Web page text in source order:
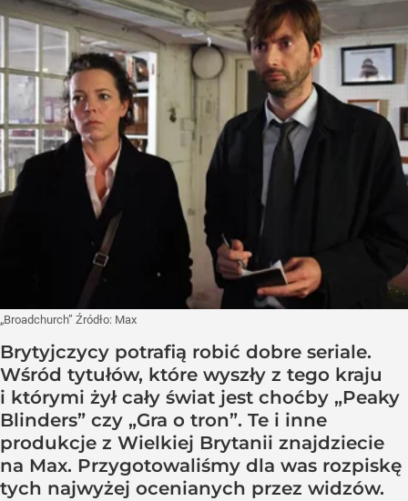
„Broadchurch” Źródło: Max
Brytyjczycy potrafią robić dobre seriale.
Wśród tytułów, które wyszły z tego kraju
i którymi żył cały świat jest choćby „Peaky
Blinders” czy „Gra o tron”. Te i inne
produkcje z Wielkiej Brytanii znajdziecie
na Max. Przygotowaliśmy dla was rozpiskę
tych najwyżej ocenianych przez widzów.